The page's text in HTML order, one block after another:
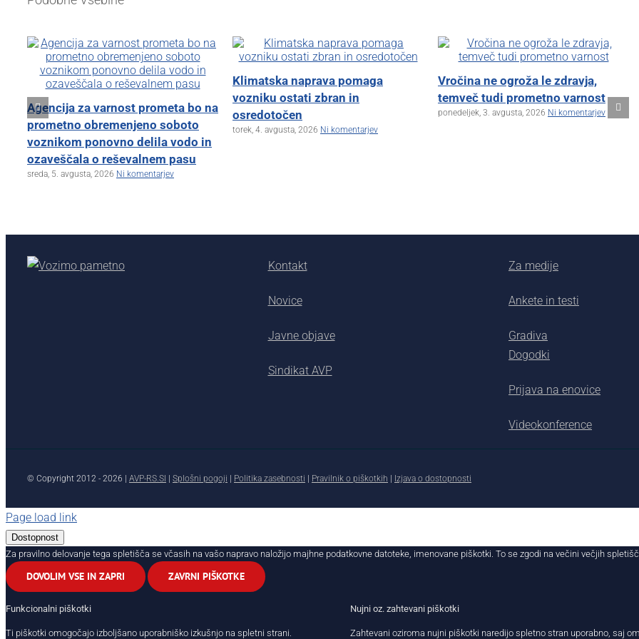
Agencija za varnost prometa bo na
prometno obremenjeno soboto
voznikom ponovno delila vodo in
ozaveščala o reševalnem pasu
sreda, 5. avgusta, 2026 Ni komentarjev
Klimatska naprava pomaga
vozniku ostati zbran in
osredotočen
torek, 4. avgusta, 2026 Ni komentarjev
Vročina ne ogroža le zdravja,
temveč tudi prometno varnost
ponedeljek, 3. avgusta, 2026 Ni komentarjev
Kontakt
Novice
Javne objave
Sindikat AVP
Za medije
Ankete in testi
Gradiva
Dogodki
Prijava na enovice
Videokonference
© Copyright 2012 - 2026 | AVP-RS.SI | Splošni pogoji | Politika zasebnosti | Pravilnik o piškotkih | Izjava o dostopnosti
Page load link
Dostopnost
Za pravilno delovanje tega spletišča se včasih na vašo napravo naložijo majhne podatkovne datoteke, imenovane piškotki. To se zgodi na večini večjih spletišč.
DOVOLIM VSE IN ZAPRI ZAVRNI PIŠKOTKE
Funkcionalni piškotki
Ti piškotki omogočajo izboljšano uporabniško izkušnjo na spletni strani.
Nujni oz. zahtevani piškotki
Zahtevani oziroma nujni piškotki naredijo spletno stran uporabno, saj